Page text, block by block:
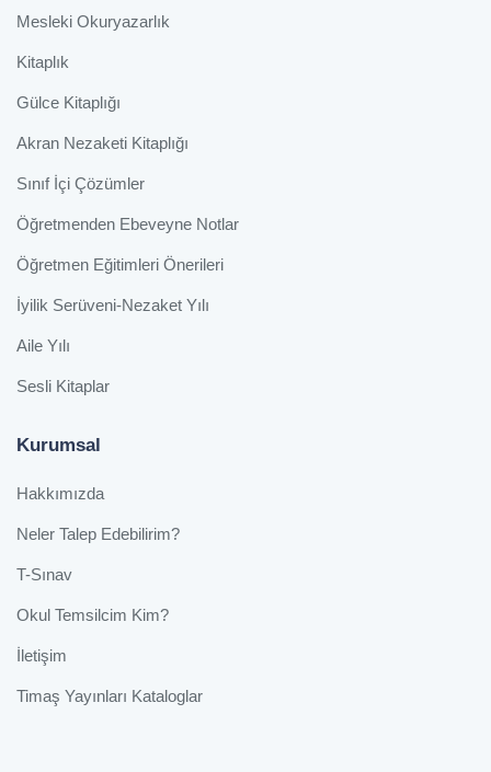
Mesleki Okuryazarlık
Kitaplık
Gülce Kitaplığı
Akran Nezaketi Kitaplığı
Sınıf İçi Çözümler
Öğretmenden Ebeveyne Notlar
Öğretmen Eğitimleri Önerileri
İyilik Serüveni-Nezaket Yılı
Aile Yılı
Sesli Kitaplar
Kurumsal
Hakkımızda
Neler Talep Edebilirim?
T-Sınav
Okul Temsilcim Kim?
İletişim
Timaş Yayınları Kataloglar